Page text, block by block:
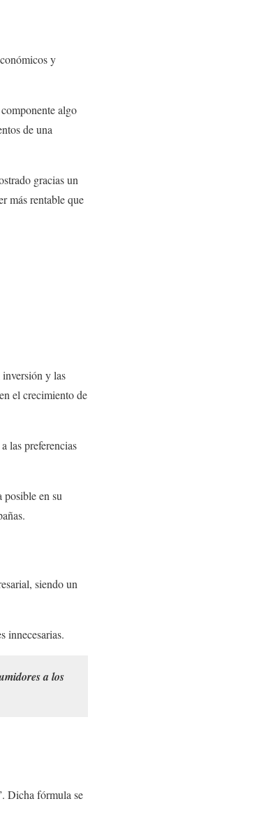
y
algo
de una
gracias un
más rentable que
y las
el crecimiento de
las preferencias
posible en su
siendo un
innecesarias.
a los
Dicha fórmula se